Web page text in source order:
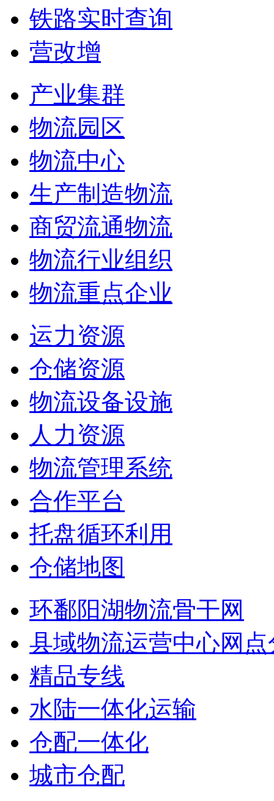
铁路实时查询
营改增
产业集群
物流园区
物流中心
生产制造物流
商贸流通物流
物流行业组织
物流重点企业
运力资源
仓储资源
物流设备设施
人力资源
物流管理系统
合作平台
托盘循环利用
仓储地图
环鄱阳湖物流骨干网
县域物流运营中心网点
精品专线
水陆一体化运输
仓配一体化
城市仓配